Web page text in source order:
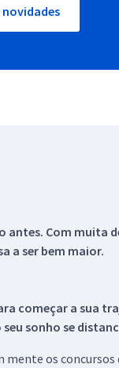
novidades
Com muita
a ser bem maior.
começar a sua
sonho se
os